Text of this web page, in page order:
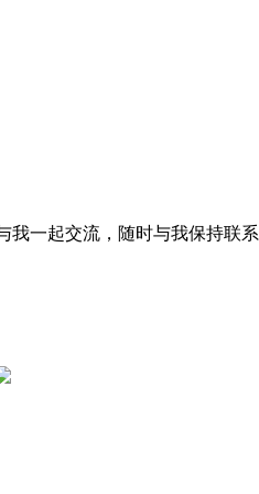
我一起交流，随时与我保持联系